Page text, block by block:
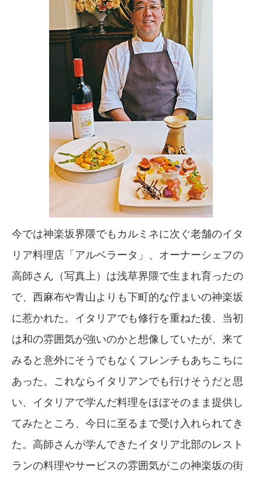
今では神楽坂界隈でもカルミネに次ぐ老舗のイタ
リア料理店「アルベラータ」、オーナーシェフの
高師さん（写真上）は浅草界隈で生まれ育ったの
で、西麻布や青山よりも下町的な佇まいの神楽坂
に惹かれた。イタリアでも修行を重ねた後、当初
は和の雰囲気が強いのかと想像していたが、来て
みると意外にそうでもなくフレンチもあちこちに
あった。これならイタリアンでも行けそうだと思
い、イタリアで学んだ料理をほぼそのまま提供し
てみたところ、今日に至るまで受け入れられてき
た。高師さんが学んできたイタリア北部のレスト
ランの料理やサービスの雰囲気がこの神楽坂の街